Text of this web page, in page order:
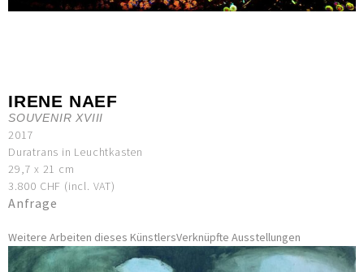
IRENE NAEF
SOUVENIR XVIII
2017
Duratrans in Leuchtkasten
29,7 x 21 cm
3.800 CHF (incl. VAT)
Anfrage
Weitere Arbeiten dieses KünstlersVerknüpfte Ausstellungen